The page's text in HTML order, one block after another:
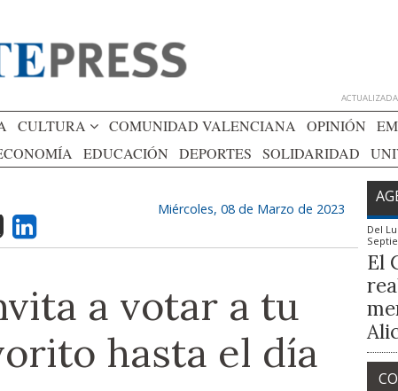
CULTURA COMUNIDAD VALENCIANA OPINIÓN
EDUCACIÓN DEPORTES SOLIDARIDAD
Miércoles, 08 de Marzo de 2023
a votar a tu
hasta el día
Del
El